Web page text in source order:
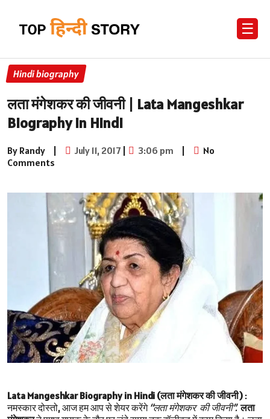
☰
Hindi biography
लता मंगेशकर की जीवनी | Lata Mangeshkar
Biography in Hindi
By Randy | July 11, 2017| 3:06 pm |
No
Comments
Lata Mangeshkar Biography in Hindi (लता मंगेशकर की जीवनी) :
नमस्कार दोस्तो, आज हम आप से शेयर करेंगे “लता मंगेशकर की जीवनी”.लता